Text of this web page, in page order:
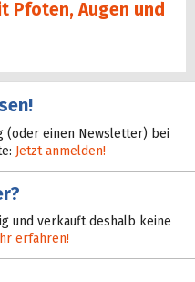
Pfoten, Augen und
(oder einen Newsletter) bei
Jetzt anmelden!
und verkauft deshalb keine
erfahren!